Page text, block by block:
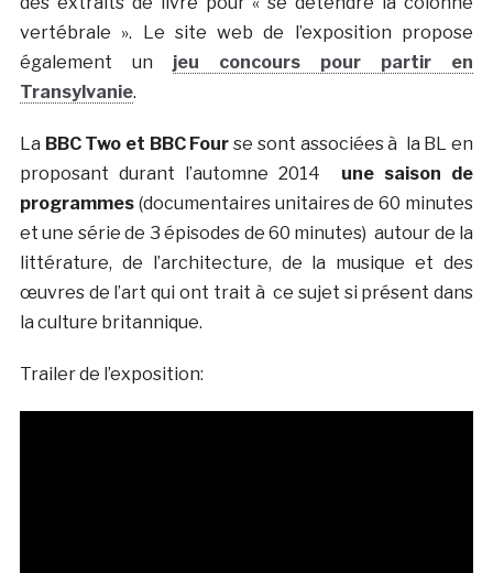
vertébrale ». Le site web de l’exposition propose
également un jeu concours pour partir en
Transylvanie.
La BBC Two et BBC Four se sont associées à la BL en
proposant durant l’automne 2014 une saison de
programmes (documentaires unitaires de 60 minutes
et une série de 3 épisodes de 60 minutes) autour de la
littérature, de l’architecture, de la musique et des
œuvres de l’art qui ont trait à ce sujet si présent dans
la culture britannique.
Trailer de l’exposition: